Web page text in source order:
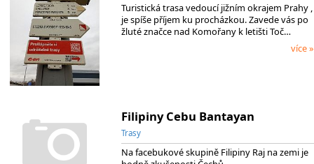
Turistická trasa vedoucí jižním okrajem Prahy ,
je spíše příjem ku procházkou. Zavede vás po
žluté značce nad Komořany k letišti Toč…
více »
Filipiny Cebu Bantayan
Trasy
Na facebukové skupině Filipiny Raj na zemi je